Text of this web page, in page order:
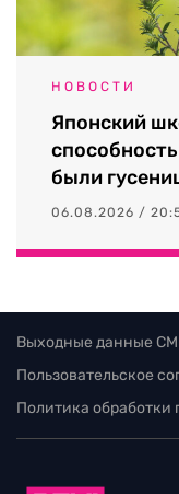
НОВОСТИ
Японский
были
06.08.2026 /
Выходные данные
Пользовательское
Политика